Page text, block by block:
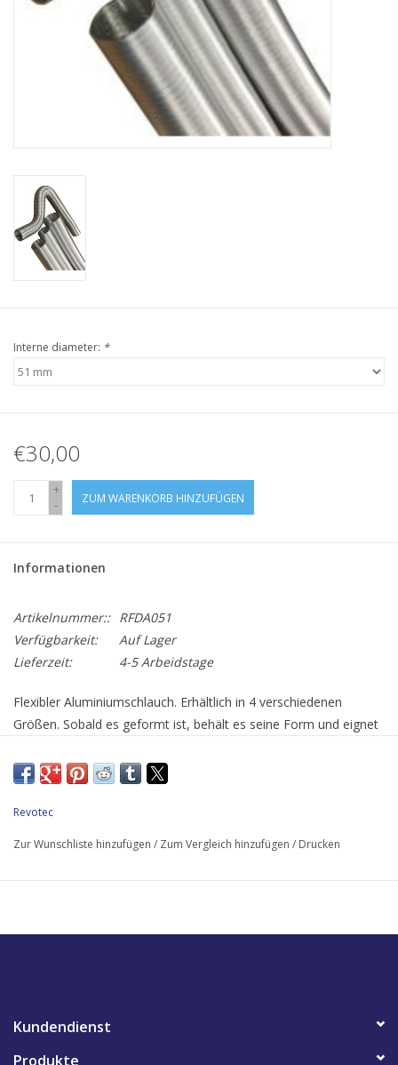
Interne diameter: *
€30,00
+
-
ZUM WARENKORB HINZUFÜGEN
Informationen
Artikelnummer:: RFDA051
Verfügbarkeit:
Auf Lager
Lieferzeit:
4-5 Arbeidstage
Flexibler Aluminiumschlauch. Erhältlich in 4 verschiedenen
Größen. Sobald es geformt ist, behält es seine Form und eignet
einer Anlage Hochtemperaturbeständig (bis 300° C), daher auch
Länge von 1 Meter.
Revotec
Zur Wunschliste hinzufügen / Zum Vergleich hinzufügen / Drucken
Kundendienst
Produkte